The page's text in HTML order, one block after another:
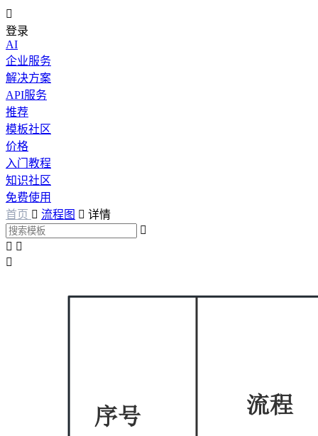

登录
AI
企业服务
解决方案
API服务
推荐
模板社区
价格
入门教程
知识社区
免费使用
首页  流程图  详情

 
